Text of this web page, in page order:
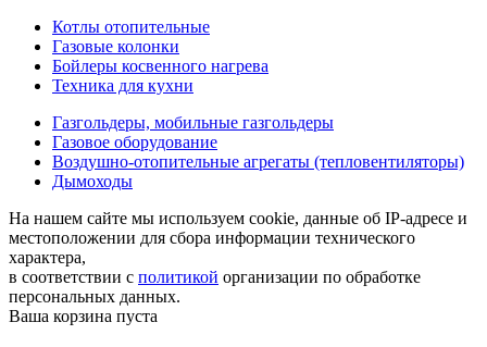
Котлы отопительные
Газовые колонки
Бойлеры косвенного нагрева
Техника для кухни
Газгольдеры, мобильные газгольдеры
Газовое оборудование
Воздушно-отопительные агрегаты (тепловентиляторы)
Дымоходы
На нашем сайте мы используем cookie, данные об IP-адресе и
местоположении для сбора информации технического
характера,
в соответствии с политикой организации по обработке
персональных данных.
Ваша корзина пуста